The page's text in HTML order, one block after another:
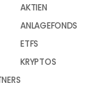
AKTIEN
ANLAGEFONDS
ETFS
KRYPTOS